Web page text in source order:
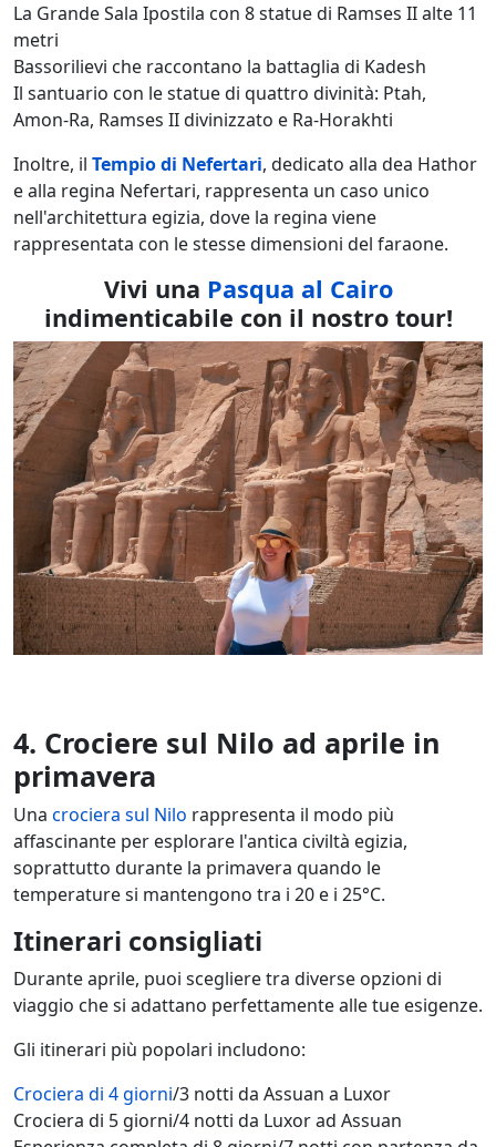
La Grande Sala Ipostila con 8 statue di Ramses II alte 11
metri
Bassorilievi che raccontano la battaglia di Kadesh
Il santuario con le statue di quattro divinità: Ptah,
Amon-Ra, Ramses II divinizzato e Ra-Horakhti
Inoltre, il Tempio di Nefertari, dedicato alla dea Hathor
e alla regina Nefertari, rappresenta un caso unico
nell'architettura egizia, dove la regina viene
rappresentata con le stesse dimensioni del faraone.
Vivi una Pasqua al Cairo
indimenticabile con il nostro tour!
4. Crociere sul Nilo ad aprile in
primavera
Una crociera sul Nilo rappresenta il modo più
affascinante per esplorare l'antica civiltà egizia,
soprattutto durante la primavera quando le
temperature si mantengono tra i 20 e i 25°C.
Itinerari consigliati
Durante aprile, puoi scegliere tra diverse opzioni di
viaggio che si adattano perfettamente alle tue esigenze.
Gli itinerari più popolari includono:
Crociera di 4 giorni/3 notti da Assuan a Luxor
Crociera di 5 giorni/4 notti da Luxor ad Assuan